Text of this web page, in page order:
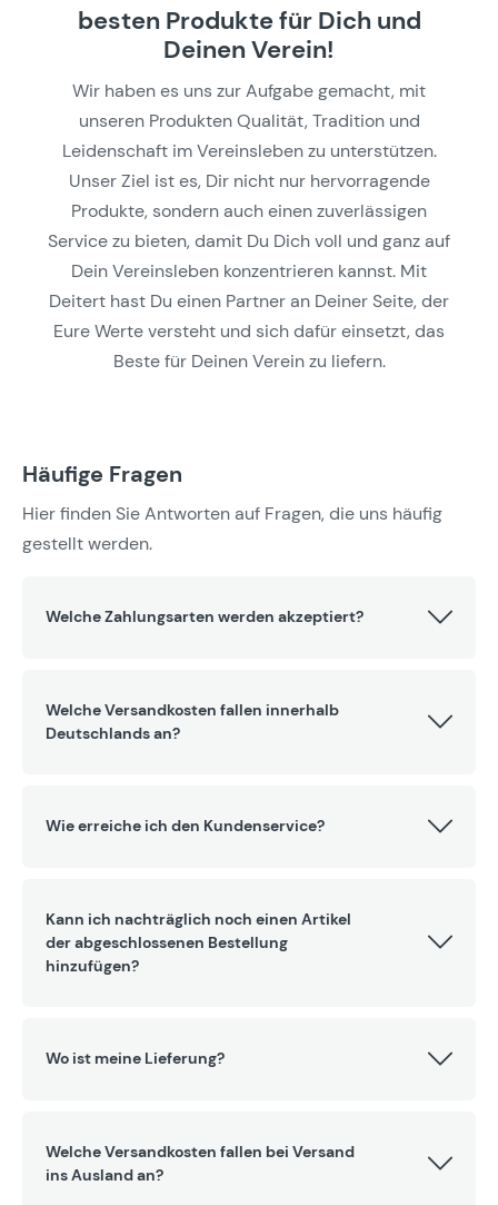
besten Produkte für Dich und
Deinen Verein!
Wir haben es uns zur Aufgabe gemacht, mit
unseren Produkten Qualität, Tradition und
Leidenschaft im Vereinsleben zu unterstützen.
Unser Ziel ist es, Dir nicht nur hervorragende
Produkte, sondern auch einen zuverlässigen
Service zu bieten, damit Du Dich voll und ganz auf
Dein Vereinsleben konzentrieren kannst. Mit
Deitert hast Du einen Partner an Deiner Seite, der
Eure Werte versteht und sich dafür einsetzt, das
Beste für Deinen Verein zu liefern.
Häufige Fragen
Hier finden Sie Antworten auf Fragen, die uns häufig
gestellt werden.
Welche Zahlungsarten werden akzeptiert?
Welche Versandkosten fallen innerhalb
Deutschlands an?
Wie erreiche ich den Kundenservice?
Kann ich nachträglich noch einen Artikel
der abgeschlossenen Bestellung
hinzufügen?
Wo ist meine Lieferung?
Welche Versandkosten fallen bei Versand
ins Ausland an?